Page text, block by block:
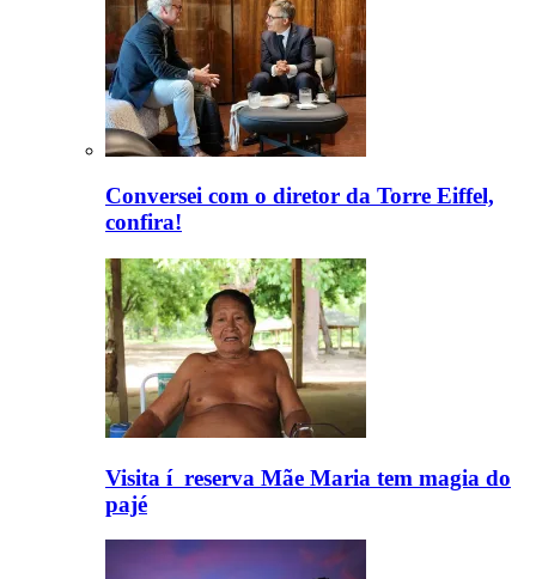
Conversei com o diretor da Torre Eiffel,
confira!
Visita í reserva Mãe Maria tem magia do
pajé